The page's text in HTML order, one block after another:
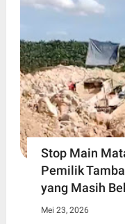
Stop Main
Pemilik
yang Masih
Mei 23, 2026